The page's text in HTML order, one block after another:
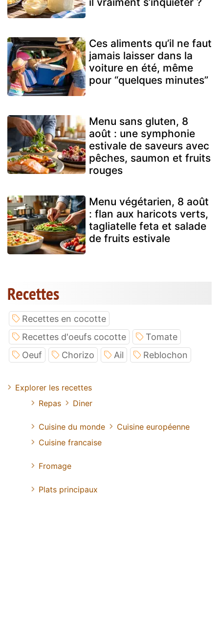
Ces aliments qu’il ne faut
jamais laisser dans la
voiture en été, même
pour “quelques minutes”
Menu sans gluten, 8
août : une symphonie
estivale de saveurs avec
pêches, saumon et fruits
rouges
Menu végétarien, 8 août
: flan aux haricots verts,
tagliatelle feta et salade
de fruits estivale
Recettes
Recettes en cocotte
Recettes d'oeufs cocotte
Tomate
Oeuf
Chorizo Ail Reblochon
Explorer les recettes
Repas
Diner
Cuisine du monde
Cuisine européenne
Cuisine francaise
Fromage
Plats principaux